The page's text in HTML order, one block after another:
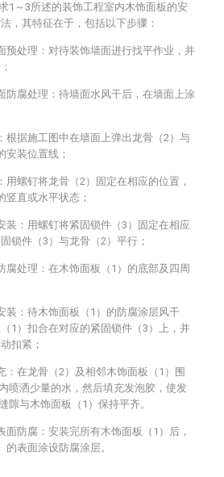
1～3所述的装饰工程室内木饰面板的安
，其特征在于，包括以下步骤：
预处理：对待装饰墙面进行找平作业，并
防腐处理：待墙面水风干后，在墙面上涂
根据施工图中在墙面上弹出龙骨（2）与
安装位置线；
用螺钉将龙骨（2）固定在相应的位置，
竖直或水平状态；
装：用螺钉将紧固锁件（3）固定在相应
锁件（3）与龙骨（2）平行；
腐处理：在木饰面板（1）的底部及四周
装：待木饰面板（1）的防腐涂层风干
1）扣合在对应的紧固锁件（3）上，并
扣紧；
：在龙骨（2）及相邻木饰面板（1）围
喷洒少量的水，然后填充发泡胶，使发
隙与木饰面板（1）保持平齐。
面防腐：安装完所有木饰面板（1）后，
的表面涂设防腐涂层。